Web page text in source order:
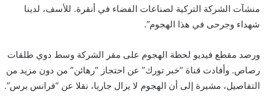
منشآت الشركة التركية لصناعات الفضاء في أنقرة. للأسف، لدينا
شهداء وجرحى في هذا الهجوم”.
ورصد مقطع فيديو لحظة الهجوم على مقر الشركة وسط دوي طلقات
رصاص. وأفادت قناة “خبر تورك” عن احتجاز “رهائن” من دون مزيد من
التفاصيل، مشيرة إلى أن الهجوم لا يزال جاريا، نقلا عن “فرانس برس”.